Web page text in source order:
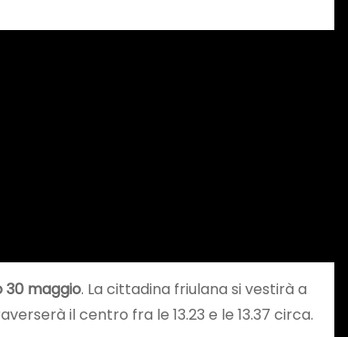
30 maggio. La cittadina friulana si vestirà a
il centro fra le 13.23 e le 13.37 circa.